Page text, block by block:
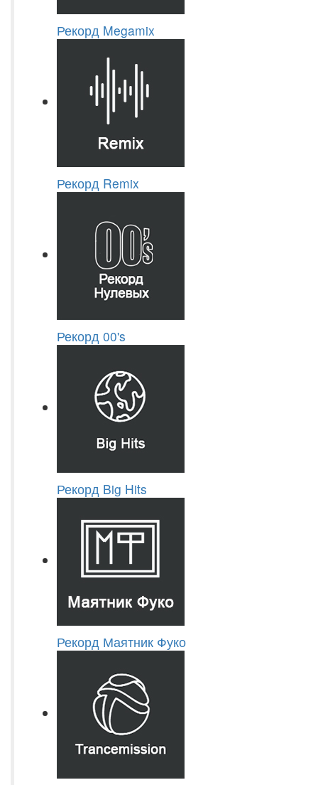
Рекорд Megamix
Рекорд Remix
Рекорд 00's
Рекорд Big Hits
Рекорд Маятник Фуко